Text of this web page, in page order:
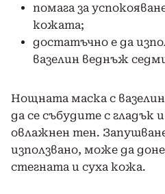
помага за
кожата;
достатъчно е да
вазелин веднъж
Нощната маска с
да се събудите с гладък
овлажнен тен.
използвано, може да
стегната и суха кожа.